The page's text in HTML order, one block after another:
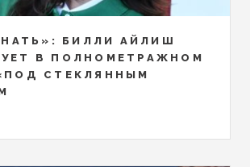
БИЛЛИ АЙЛИШ
В ПОЛНОМЕТРАЖНОМ
СТЕКЛЯННЫМ